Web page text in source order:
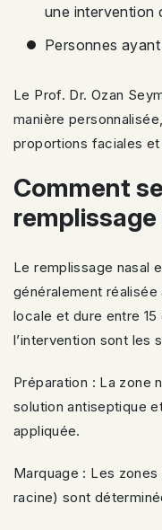
une intervention
Personnes
Le Prof. Dr. Ozan
manière
proportions faciales
Comment
remplissage
Le remplissage nasal
généralement
locale et dure entre
l’intervention sont les
Préparation : La zone
solution antiseptique
appliquée.
Marquage : Les
racine) sont